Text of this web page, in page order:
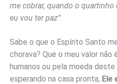
me cobrar, quando o
eu vou ter paz”.
Sabe o que o Espírito Santo
chorava? Que o meu valor
humanos ou pela moeda
esperando na casa pronta; Ele